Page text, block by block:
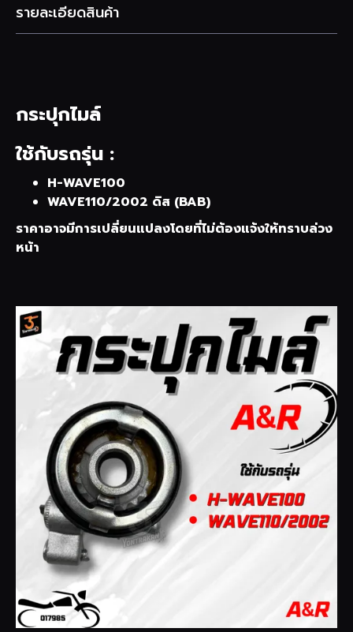
รายละเอียดสินค้า
กระปุกไมล์
ใช้กับรถรุ่น :
H-WAVE100
WAVE110/2002 ดิส (BAB)
ราคาอาจมีการเปลี่ยนแปลงโดยที่ไม่ต้องแจ้งให้ทราบล่วง
หน้า